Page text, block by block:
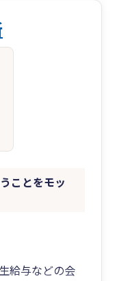
ことをモッ
給与などの会